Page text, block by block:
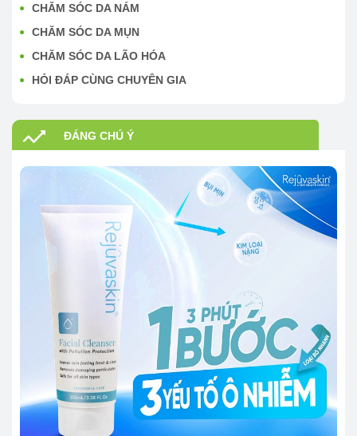
CHĂM SÓC DA NÁM
CHĂM SÓC DA MỤN
CHĂM SÓC DA LÃO HÓA
HỎI ĐÁP CÙNG CHUYÊN GIA
ĐÁNG CHÚ Ý